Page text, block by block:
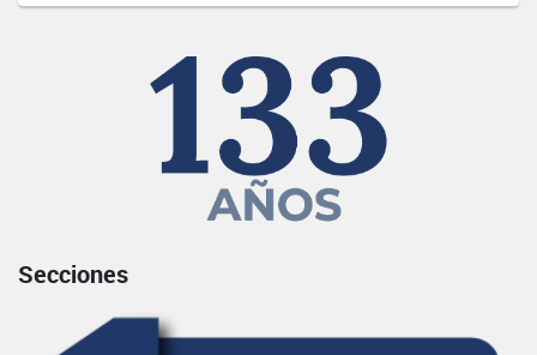
Secciones